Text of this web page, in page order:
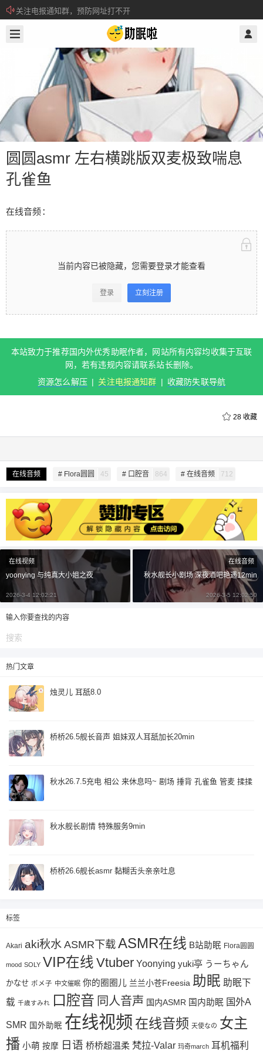
关注电报通知群，预防网址打不开
所有注册用户记得每日来签到领取积分。
圆圆asmr 左右横跳版双麦极致喘息
孔雀鱼
在线音频：
当前内容已被隐藏，您需要登录才能查看
登录 立刻注册
本站致力于推荐国内外优秀助眠作者，网站所有内容均收集于互联
网，若有违规内容请联系站长删除。
资源怎么解压 | 关注电报通知群 | 收藏防失联导航
28 收藏
在线音频 # Flora圆圆 45 # 口腔音 864 # 在线音频 712
@ 助眠啦
雀鱼
看 登录立刻注册 本站致力于推荐国内外优秀助眠作
者，网站所有内容均收集于互联网，若有违规内容
请联系站长删除。 资源怎么解压 | 关注电报通知群 |
收藏防失联导航 0 收藏
扫描二维码继续阅读
20 元 50 元 自定义
¥
在线视频
yoonying 与纯真大小姐之夜
2026-3-4 12:02:21
在线音频
秋水舰长小剧场 深夜酒吧艳遇12min
2026-3-5 12:02:50
输入你要查找的内容
热门文章
烛灵儿 耳舐8.0
桥桥26.5舰长音声 姐妹双人耳舐加长20min
秋水26.7.5充电 相公 来休息吗~ 剧场 捶背 孔雀鱼 管麦 揉揉
秋水舰长剧情 特殊服务9min
桥桥26.6舰长asmr 黏糊舌头亲亲吐息
标签
Akari aki秋水ASMR下载ASMR在线 B站助眠 Flora圆圆
mood SOLY VIP在线 Vtuber Yoonying yuki亭 うーちゃん
かなせ ポメ子 中文催眠 你的圈圈儿 兰兰小苍Freesia 助眠 助眠下
载 千歳すみれ 口腔音 同人音声 国内ASMR 国内助眠 国外A
SMR 国外助眠 在线视频 在线音频 天使なの 女主
播 小萌 按摩 日语 桥桥超温柔 梵拉-Valar 玛奇march 耳机福利
您没有权限发布内容，请购买会员或者提升权
限。
6位以上
6位以上